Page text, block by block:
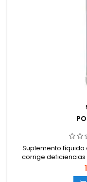
Suplemento líquido
corrige deficiencias
almacenamiento
tamaño y